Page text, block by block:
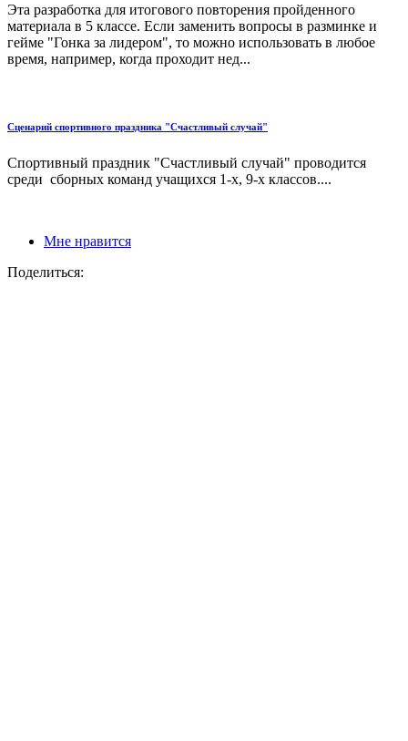
Эта разработка для итогового повторения пройденного
материала в 5 классе. Если заменить вопросы в разминке и
гейме "Гонка за лидером", то можно использовать в любое
время, например, когда проходит нед...
Сценарий спортивного праздника "Счастливый случай"
Спортивный праздник "Счастливый случай" проводится
среди сборных команд учащихся 1-х, 9-х классов....
Мне нравится
Поделиться: